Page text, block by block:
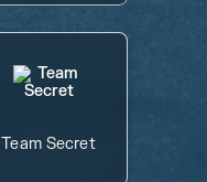
Team Secret